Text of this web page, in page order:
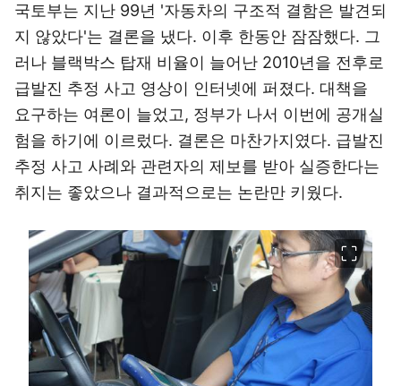
국토부는 지난 99년 '자동차의 구조적 결함은 발견되
지 않았다'는 결론을 냈다. 이후 한동안 잠잠했다. 그
러나 블랙박스 탑재 비율이 늘어난 2010년을 전후로
급발진 추정 사고 영상이 인터넷에 퍼졌다. 대책을
요구하는 여론이 늘었고, 정부가 나서 이번에 공개실
험을 하기에 이르렀다. 결론은 마찬가지였다. 급발진
추정 사고 사례와 관련자의 제보를 받아 실증한다는
취지는 좋았으나 결과적으로는 논란만 키웠다.